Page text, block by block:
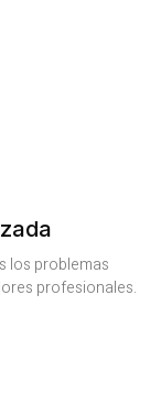
los problemas
profesionales.